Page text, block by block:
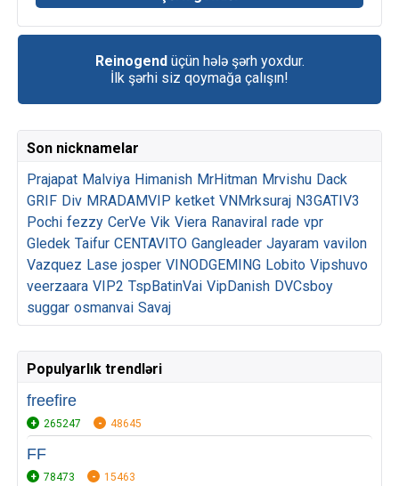
Reinogendüçün hələ şərh yoxdur.
İlk şərhi siz qoymağa çalışın!
Son nicknamelar
Prajapat Malviya Himanish MrHitman Mrvishu Dack
GRIF Div MRADAMVIP ketket VNMrksuraj N3GATIV3
Pochi fezzy CerVe Vik Viera Ranaviral rade vpr
Gledek Taifur CENTAVITO Gangleader Jayaram vavilon
Vazquez Lase josper VINODGEMING Lobito Vipshuvo
veerzaara VIP2 TspBatinVai VipDanish DVCsboy
suggar osmanvai Savaj
Populyarlık trendləri
freefire
265247 48645
FF
78473 15463